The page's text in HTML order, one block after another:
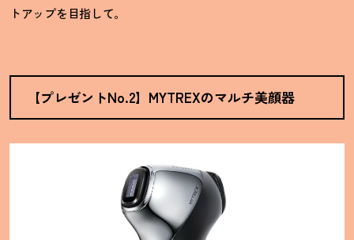
トアップを目指して。
【プレゼントNo.2】MYTREXのマルチ美顔器